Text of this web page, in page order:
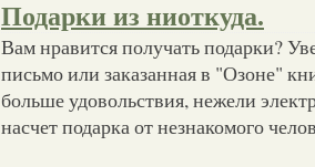
Подарки из ниоткуда.
Вам нравится получать подарки?
письмо или заказанная в "Озоне"
больше удовольствия, нежели
насчет подарка от незнакомого